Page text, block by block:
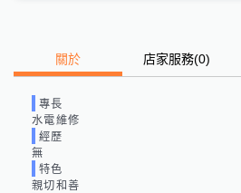
關於 店家服務(0)
專長
水電維修
經歷
無
特色
親切和善